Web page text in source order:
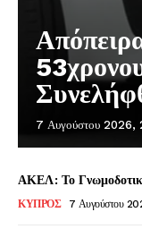
7 Αυγούστου 2026,
ΑΚΕΛ: Το
ΚΥΠΡΟΣ 7 Αυγούστου